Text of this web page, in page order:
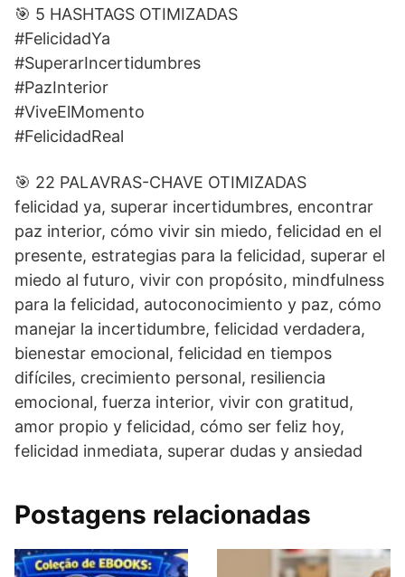
🎯 5 HASHTAGS OTIMIZADAS
#FelicidadYa
#SuperarIncertidumbres
#PazInterior
#ViveElMomento
#FelicidadReal
🎯 22 PALAVRAS-CHAVE OTIMIZADAS
felicidad ya, superar incertidumbres, encontrar
paz interior, cómo vivir sin miedo, felicidad en el
presente, estrategias para la felicidad, superar el
miedo al futuro, vivir con propósito, mindfulness
para la felicidad, autoconocimiento y paz, cómo
manejar la incertidumbre, felicidad verdadera,
bienestar emocional, felicidad en tiempos
difíciles, crecimiento personal, resiliencia
emocional, fuerza interior, vivir con gratitud,
amor propio y felicidad, cómo ser feliz hoy,
felicidad inmediata, superar dudas y ansiedad
Postagens relacionadas